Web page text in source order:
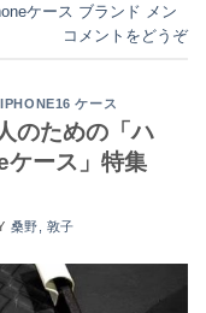
ケース ブランド メン
コメントをどうぞ
IPHONE16 ケース
のための「ハ
ケース」特集
桑野, 敦子